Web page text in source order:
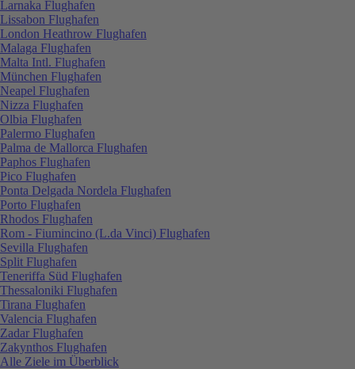
Larnaka Flughafen
Lissabon Flughafen
London Heathrow Flughafen
Malaga Flughafen
Malta Intl. Flughafen
München Flughafen
Neapel Flughafen
Nizza Flughafen
Olbia Flughafen
Palermo Flughafen
Palma de Mallorca Flughafen
Paphos Flughafen
Pico Flughafen
Ponta Delgada Nordela Flughafen
Porto Flughafen
Rhodos Flughafen
Rom - Fiumincino (L.da Vinci) Flughafen
Sevilla Flughafen
Split Flughafen
Teneriffa Süd Flughafen
Thessaloniki Flughafen
Tirana Flughafen
Valencia Flughafen
Zadar Flughafen
Zakynthos Flughafen
Alle Ziele im Überblick